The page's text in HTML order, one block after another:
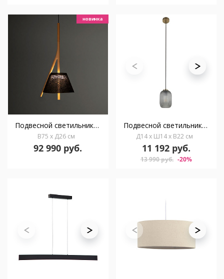
новинка
Подвесной светильник Cambo CM304G черный
В75 x Д26 см
92 990 руб.
Подвесной светильник из металла Hestia с отделкой из латуни и серого стекла
Д14 x Ш14 x В22 см
11 192 руб.
13 990 руб. -20%